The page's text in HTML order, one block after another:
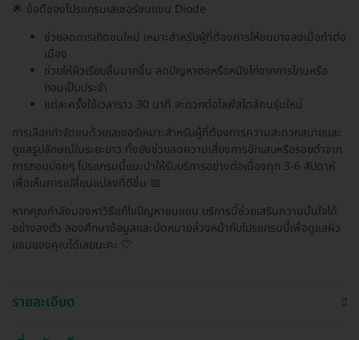
🌟 ข้อดีของโปรแกรมเลเซอร์ขนแขน Diode
ช่วยลดการเกิดขนใหม่ เหมาะสำหรับผู้ที่ต้องการให้ขนบางลงเมื่อทำต่อ
เนื่อง
ช่วยให้ผิวเรียบลื่นมากขึ้น ลดปัญหาตอหรือหนังไก่จากการโกนหรือ
ถอนเป็นประจำ
แต่ละครั้งใช้เวลาราว 30 นาที สะดวกต่อไลฟ์สไตล์คนรุ่นใหม่
การเลือกกำจัดขนด้วยเลเซอร์เหมาะสำหรับผู้ที่ต้องการความสะดวกสบายและ
ดูแลรูปลักษณ์ในระยะยาว ทั้งยังช่วยลดความเสี่ยงการอักเสบหรือรอยดำจาก
การถอนบ่อยๆ โปรแกรมนี้แนะนำให้รับบริการอย่างต่อเนื่องทุก 3-6 สัปดาห์
เพื่อเห็นการเปลี่ยนแปลงที่ดีขึ้น 📅
หากคุณกำลังมองหาวิธีแก้ไขปัญหาขนแขน บริการนี้ช่วยเสริมความมั่นใจได้
อย่างลงตัว ลองศึกษาข้อมูลและนัดหมายล่วงหน้ากับโปรแกรมนี้เพื่อดูแลผิว
แขนของคุณได้เลยนะคะ 🤍
รายละเอียด